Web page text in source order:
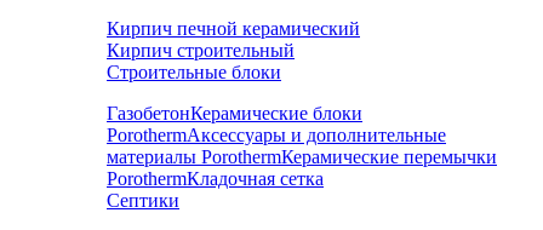
Кирпич печной керамический
Кирпич строительный
Строительные блоки
ГазобетонКерамические блоки
PorothermАксессуары и дополнительные
материалы PorothermКерамические перемычки
PorothermКладочная сетка
Септики